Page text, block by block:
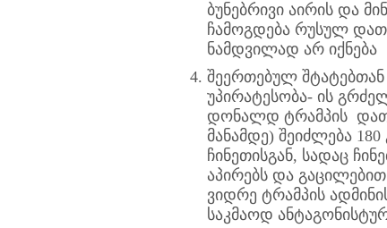
ბუნებრივი აირის და
ჩამოგდება რუსულ
ნამდვილად არ იქნება
შეერთებულ
უპირატესობა- ის
დონალდ ტრამპის
მანამდე) შეიძლება
ჩინეთისგან, სადაც
აპირებს და
ვიდრე ტრამპის
საკმაოდ